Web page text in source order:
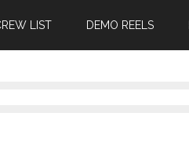
LIST DEMO REELS